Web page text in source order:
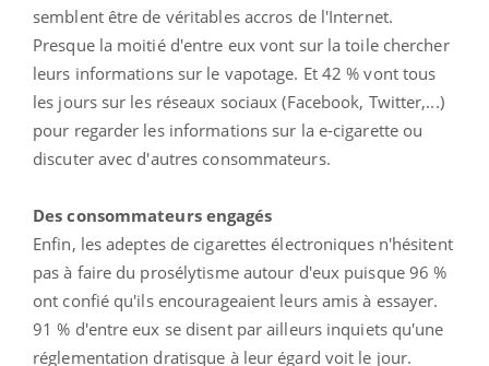
semblent être de véritables accros de l'Internet.
Presque la moitié d'entre eux vont sur la toile chercher
leurs informations sur le vapotage. Et 42 % vont tous
les jours sur les réseaux sociaux (Facebook, Twitter,...)
pour regarder les informations sur la e-cigarette ou
discuter avec d'autres consommateurs.
Des consommateurs engagés
Enfin, les adeptes de cigarettes électroniques n'hésitent
pas à faire du prosélytisme autour d'eux puisque 96 %
ont confié qu'ils encourageaient leurs amis à essayer.
91 % d'entre eux se disent par ailleurs inquiets qu'une
réglementation dratisque à leur égard voit le jour.